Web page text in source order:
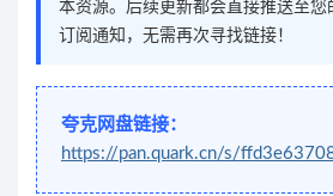
本资源。后续更新都会直接推送至您
订阅通知，无需再次寻找链接！
夸克网盘链接：
https://pan.quark.cn/s/